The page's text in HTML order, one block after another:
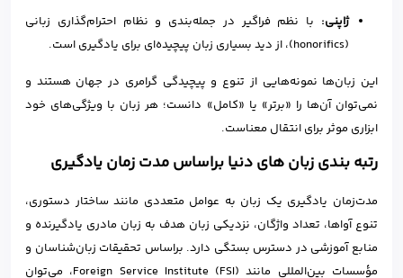
ژاپنی: با نظم فراگیر در جمله‌بندی و نظام احترام‌گذاری زبانی
(honorifics)، از دید بسیاری زبان پیچیده‌ای برای یادگیری است.
این زبان‌ها نمونه‌هایی از تنوع و پیچیدگی گرامری در جهان هستند و
نمی‌توان آن‌ها را «برتر» یا «کامل» دانست؛ هر زبان با ویژگی‌های خود
ابزاری موثر برای انتقال معناست.
رتبه بندی زبان های دنیا براساس مدت زمان یادگیری
مدت‌زمان یادگیری یک زبان به عوامل متعددی مانند ساختار دستوری،
تنوع آواها، تعداد واژگان، نزدیکی زبان هدف به زبان مادری یادگیرنده و
منابع آموزشی در دسترس بستگی دارد‌. براساس تحقیقات زبان‌شناسان و
مؤسسات بین‌المللی مانند Foreign Service Institute (FSI)، می‌توان